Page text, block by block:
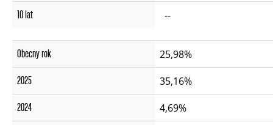
10 lat --
Obecny rok 25,98%
2025 35,16%
2024 4,69%